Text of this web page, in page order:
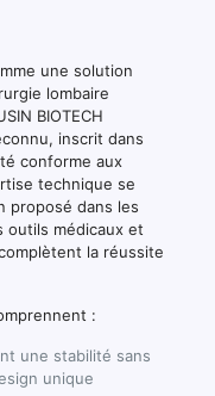
une solution
lombaire
BIOTECH
inscrit dans
conforme aux
technique se
proposé dans les
outils médicaux et
la réussite
:
une stabilité sans
unique